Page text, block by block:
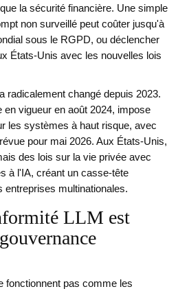
la sécurité financière. Une simple
non surveillé peut coûter jusqu'à
sous le RGPD, ou déclencher
États-Unis avec les nouvelles lois
radicalement changé depuis 2023.
en vigueur en août 2024, impose
les systèmes à haut risque, avec
pour mai 2026. Aux États-Unis,
des lois sur la vie privée avec
à l'IA, créant un casse-tête
entreprises multinationales.
LLM est
fonctionnent pas comme les